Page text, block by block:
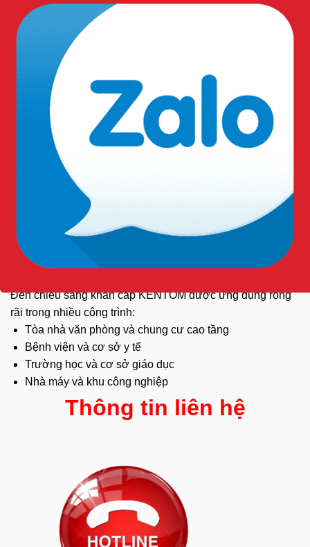
Công dụng thực tế:
Dùng trong trường hợp thoát hiểm hoặc mất điện đột
Chiếu sáng trong tình huống khẩn cấp.
Hỗ trợ thoát hiểm
Phòng chống cháy nổ.
Đèn chiếu sángkhẩn cấp KENTOM được ứng dụng rộng
rãi trong nhiều công trình:
Tòa nhà văn phòng và chung cư cao tầng
Bệnh viện và cơ sở y tế
Trường học và cơ sở giáo dục
Nhà máy và khu công nghiệp
Thông tin liên hệ